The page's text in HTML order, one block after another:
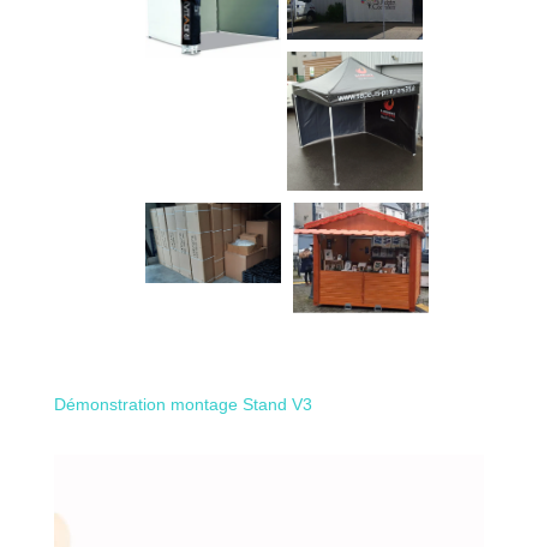
Démonstration montage Stand V3